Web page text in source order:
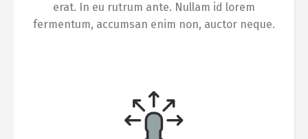
erat. In eu rutrum ante. Nullam id lorem
fermentum, accumsan enim non, auctor neque.